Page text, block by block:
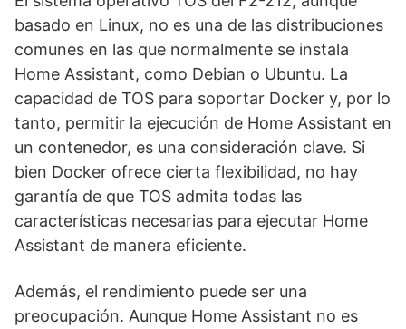
basado en Linux, no es una de las distribuciones
comunes en las que normalmente se instala
Home Assistant, como Debian o Ubuntu. La
capacidad de TOS para soportar Docker y, por lo
tanto, permitir la ejecución de Home Assistant en
un contenedor, es una consideración clave. Si
bien Docker ofrece cierta flexibilidad, no hay
garantía de que TOS admita todas las
características necesarias para ejecutar Home
Assistant de manera eficiente.
Además, el rendimiento puede ser una
preocupación. Aunque Home Assistant no es